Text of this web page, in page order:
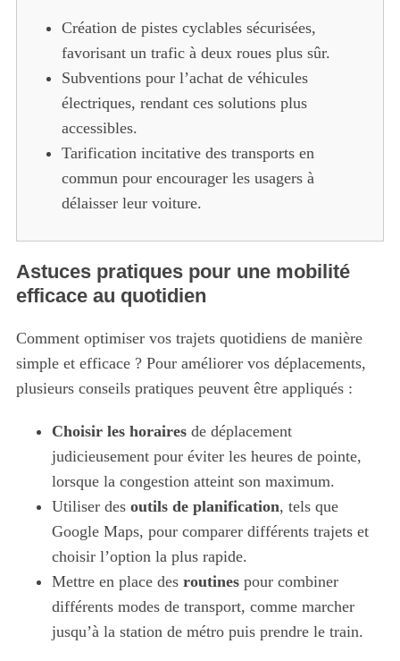
Création de pistes cyclables sécurisées,
favorisant un trafic à deux roues plus sûr.
Subventions pour l’achat de véhicules
électriques, rendant ces solutions plus
accessibles.
Tarification incitative des transports en
commun pour encourager les usagers à
délaisser leur voiture.
Astuces pratiques pour une mobilité
efficace au quotidien
Comment optimiser vos trajets quotidiens de manière
simple et efficace ? Pour améliorer vos déplacements,
plusieurs conseils pratiques peuvent être appliqués :
Choisir les horairesde déplacement
judicieusement pour éviter les heures de pointe,
lorsque la congestion atteint son maximum.
Utiliser des outils de planification, tels que
Google Maps, pour comparer différents trajets et
choisir l’option la plus rapide.
Mettre en place des routinespour combiner
différents modes de transport, comme marcher
jusqu’à la station de métro puis prendre le train.
o